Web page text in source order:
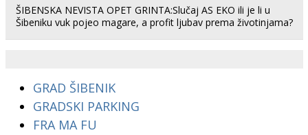
ŠIBENSKA NEVISTA OPET GRINTA:Slučaj AS EKO ili je li u
Šibeniku vuk pojeo magare, a profit ljubav prema životinjama?
GRAD ŠIBENIK
GRADSKI PARKING
FRA MA FU